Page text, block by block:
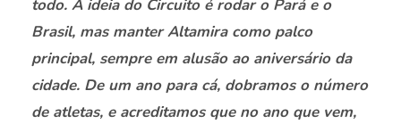
todo. A ideia do Circuito é rodar o Pará e o
Brasil, mas manter Altamira como palco
principal, sempre em alusão ao aniversário da
cidade. De um ano para cá, dobramos o número
de atletas, e acreditamos que no ano que vem,